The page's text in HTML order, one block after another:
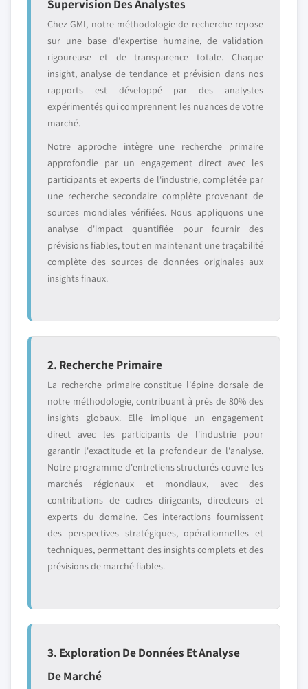
Supervision Des Analystes
Chez GMI, notre méthodologie de recherche repose
sur une base d'expertise humaine, de validation
rigoureuse et de transparence totale. Chaque
insight, analyse de tendance et prévision dans nos
rapports est développé par des analystes
expérimentés qui comprennent les nuances de votre
marché.
Notre approche intègre une recherche primaire
approfondie par un engagement direct avec les
participants et experts de l'industrie, complétée par
une recherche secondaire complète provenant de
sources mondiales vérifiées. Nous appliquons une
analyse d'impact quantifiée pour fournir des
prévisions fiables, tout en maintenant une traçabilité
complète des sources de données originales aux
insights finaux.
2. Recherche Primaire
La recherche primaire constitue l'épine dorsale de
notre méthodologie, contribuant à près de 80% des
insights globaux. Elle implique un engagement
direct avec les participants de l'industrie pour
garantir l'exactitude et la profondeur de l'analyse.
Notre programme d'entretiens structurés couvre les
marchés régionaux et mondiaux, avec des
contributions de cadres dirigeants, directeurs et
experts du domaine. Ces interactions fournissent
des perspectives stratégiques, opérationnelles et
techniques, permettant des insights complets et des
prévisions de marché fiables.
3. Exploration De Données Et Analyse
De Marché